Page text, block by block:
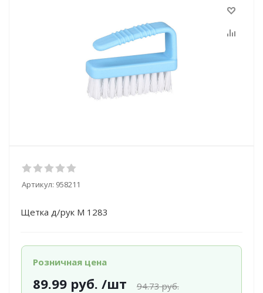
Артикул: 958211
Щетка д/рук М 1283
Розничная цена
89.99руб. /шт 94.73руб.